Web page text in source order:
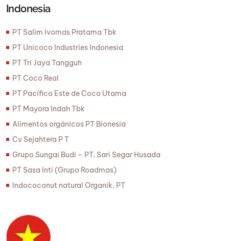
Indonesia
PT Salim Ivomas Pratama Tbk
PT Unicoco Industries Indonesia
PT Tri Jaya Tangguh
PT Coco Real
PT Pacífico Este de Coco Utama
PT Mayora Indah Tbk
Alimentos orgánicos PT Bionesia
Cv Sejahtera P T
Grupo Sungai Budi – PT. Sari Segar Husada
PT Sasa Inti (Grupo Roadmas)
Indococonut natural Organik, PT